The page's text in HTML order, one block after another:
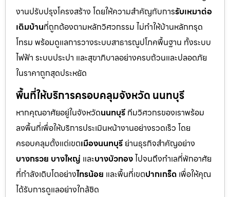
งานปรับปรุงโครงสร้าง โดยให้ความสำคัญกับการรับเหมาต่อ
เติมบ้านที่ถูกต้องตามหลักวิศวกรรม ไม่ทำให้บ้านหลักทรุด
โทรม พร้อมดูแลการวางระบบสาธารณูปโภคพื้นฐาน ทั้งระบบ
ไฟฟ้า ระบบประปา และสุขาภิบาลอย่างครบถ้วนและปลอดภัย
ในราคาถูกสุดประหยัด
พื้นที่ให้บริการครอบคลุมจังหวัด นนทบุรี
หากคุณอาศัยอยู่ในจังหวัดนนทบุรี ทีมวิศวกรของเราพร้อม
ลงพื้นที่เพื่อให้บริการประเมินหน้างานอย่างรวดเร็ว โดย
ครอบคลุมตั้งแต่เขตเมืองนนทบุรี ย่านธุรกิจสำคัญอย่าง
บางกรวย บางใหญ่ และบางบัวทองไปจนถึงทำเลที่พักอาศัย
ที่กำลังเติบโตอย่างไทรน้อย และพื้นที่เขตปากเกร็ด เพื่อให้คุณ
ได้รับการดูแลอย่างใกล้ชิด